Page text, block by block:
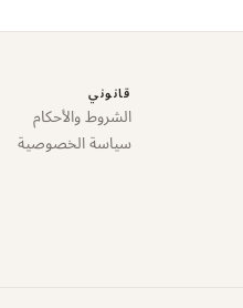
قانوني
الشروط والأحكام
سياسة الخصوصية